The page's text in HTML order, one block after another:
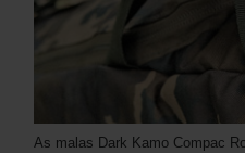
As malas Dark Kamo Compac